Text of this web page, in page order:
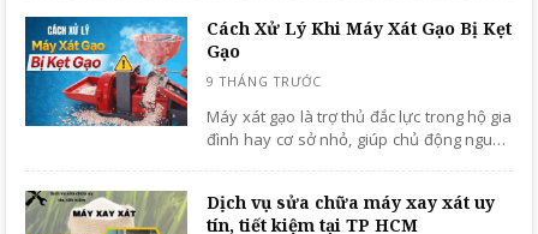
trạng máy chạy yếu, gạo xát không trắng
đều hoặc bị gãy nhiều mà không rõ
nguyên nhân.
Cách Xử Lý Khi Máy Xát Gạo Bị Kẹt
Gạo
Máy xát gạo là trợ thủ đắc lực trong hộ gia
đình hay cơ sở nhỏ, giúp chủ động nguồn
Dịch vụ sửa chữa máy xay xát uy
tín, tiết kiệm tại TP HCM